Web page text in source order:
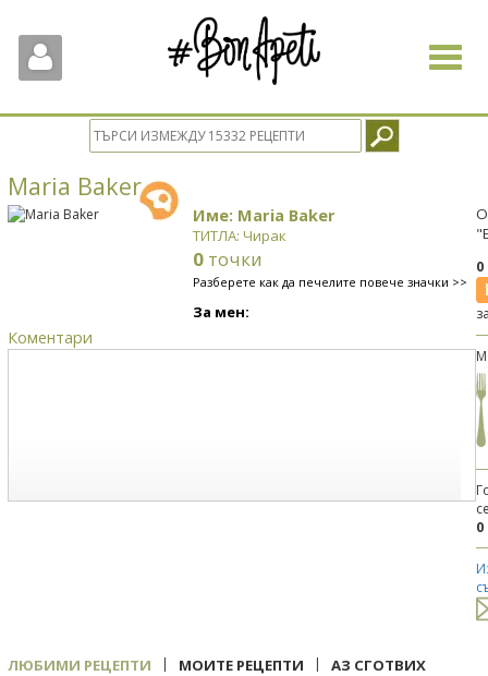
Toggle
Maria Baker
Име: Maria Baker
ТИТЛА: Чирак
0 точки
Разберете как да печелите повече значки >>
За мен:
Коментари
0
ЛЮБИМИ РЕЦЕПТИ | МОИТЕ РЕЦЕПТИ | АЗ СГОТВИХ